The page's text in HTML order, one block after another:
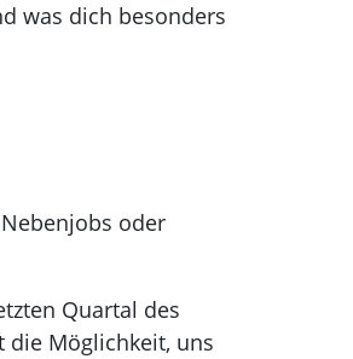
was dich besonders
oder
Quartal des
die Möglichkeit, uns